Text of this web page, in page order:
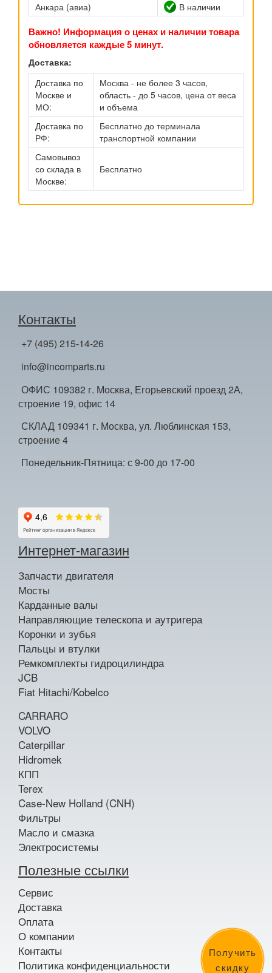
Получить
скидку
Анкара (авиа) В наличии
Важно! Информация о ценах и наличии товара
обновляется каждые 5 минут.
Доставка:
Доставка по
Москве и
МО:
Москва - не более 3 часов,
область - до 5 часов, цена от веса
и объема
Доставка по
РФ:
Бесплатно до терминала
транспортной компании
Самовывоз
со склада в
Москве:
Бесплатно
Контакты
+7 (495) 215-14-26
info@incomparts.ru
ОФИС 109382 г. Москва, Егорьевский проезд 2А,
строение 19, офис 14
СКЛАД 109341 г. Москва, ул. Люблинская 153,
строение 4
Понедельник-Пятница: с 9-00 до 17-00
Интернет-магазин
Запчасти двигателя
Мосты
Карданные валы
Направляющие телескопа и аутригера
Коронки и зубья
Пальцы и втулки
Ремкомплекты гидроцилиндра
JCB
Fiat Hitachi/Kobelco
CARRARO
VOLVO
Caterpillar
Hidromek
КПП
Terex
Case-New Holland (CNH)
Фильтры
Масло и смазка
Электросистемы
Полезные ссылки
Сервис
Доставка
Оплата
О компании
Контакты
Политика конфиденциальности